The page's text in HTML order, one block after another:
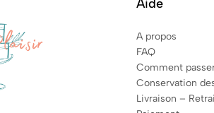
Aide
A propos
FAQ
Comment
Conservation
Livraison –